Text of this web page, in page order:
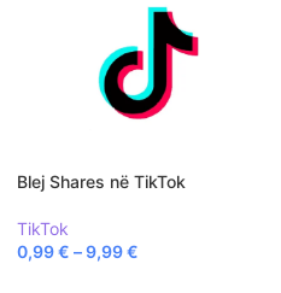
Blej Shares në TikTok
TikTok
0,99€ –9,99€